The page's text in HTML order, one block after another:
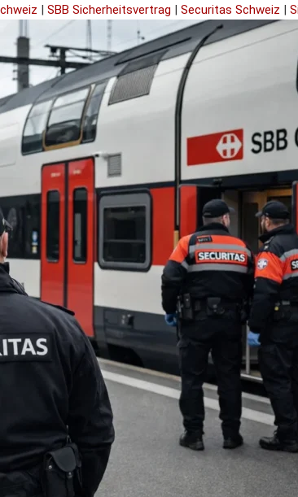
| SBB Sicherheitsvertrag | Securitas Schweiz |